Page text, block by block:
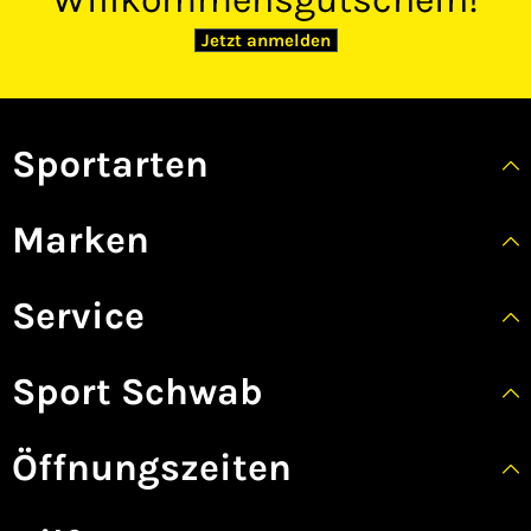
Jetzt anmelden
Sportarten
Marken
Service
Sport Schwab
Öffnungszeiten